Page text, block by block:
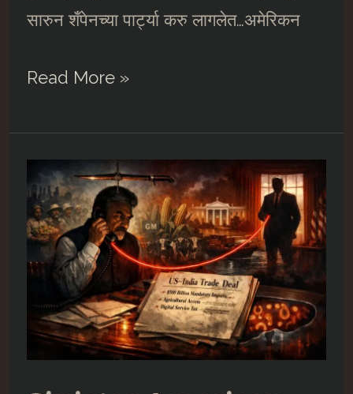
सारुन शँपेनच्या पार्ट्या करु लागलेत…अमेरिकन
Sinister
Trade-
Deal
by
‘compromised’
Prime
Minister….##7
Read More »